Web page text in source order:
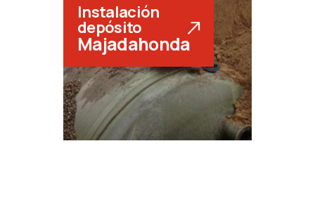
Instalación
depósito
Majadahonda